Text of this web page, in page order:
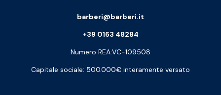
barberi@barberi.it
+39 0163 48284
Numero REA:VC-109508
Capitale sociale: 500.000€ interamente versato